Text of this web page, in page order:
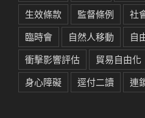
生效條款
監督條例 社
臨時會
自然人移動 自
衝擊影響評估
貿易自由化
身心障礙
逕付二讀 連